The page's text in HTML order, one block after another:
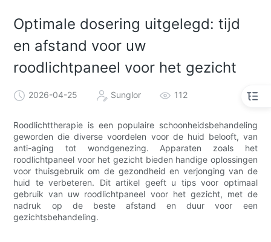
Optimale dosering uitgelegd: tijd
en afstand voor uw
roodlichtpaneel voor het gezicht
2026-04-25 Sunglor 112
Roodlichttherapie is een populaire schoonheidsbehandeling
geworden die diverse voordelen voor de huid belooft, van
anti-aging tot wondgenezing. Apparaten zoals het
roodlichtpaneel voor het gezicht bieden handige oplossingen
voor thuisgebruik om de gezondheid en verjonging van de
huid te verbeteren. Dit artikel geeft u tips voor optimaal
gebruik van uw roodlichtpaneel voor het gezicht, met de
nadruk op de beste afstand en duur voor een
gezichtsbehandeling.